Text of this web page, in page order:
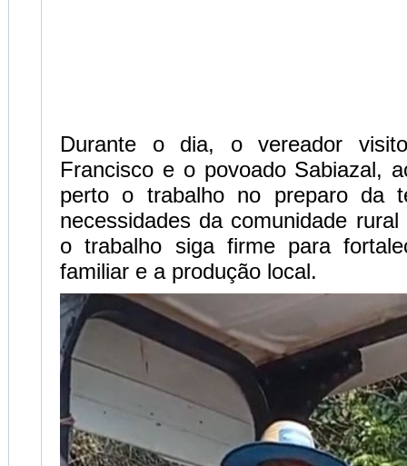
Durante o dia, o vereador
Francisco e o povoado Sabiazal,
perto o trabalho no preparo da
necessidades da comunidade
o trabalho siga firme para
familiar e a produção local.